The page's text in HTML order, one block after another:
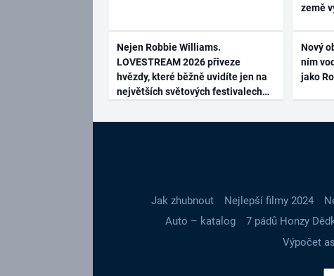
Nejen Robbie Williams.
LOVESTREAM 2026 přiveze
hvězdy, které běžně uvidíte jen na
největších světových festivalech
země
Nový
ním
jako
Jak zhubnout Nejlepší filmy 2024
Auto – katalog
7 pádů Honzy
Výpočet